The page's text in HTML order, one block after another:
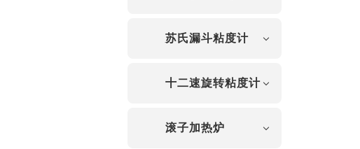
苏氏漏斗粘度计
十二速旋转粘度计
滚子加热炉